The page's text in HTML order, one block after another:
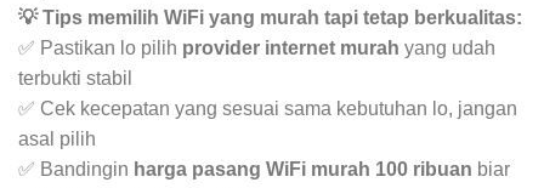
💡 Tips memilih WiFi yang murah tapi tetap berkualitas:
✅ Pastikan lo pilih provider internet murah yang udah
terbukti stabil
✅ Cek kecepatan yang sesuai sama kebutuhan lo, jangan
asal pilih
✅ Bandingin harga pasang WiFi murah 100 ribuan biar